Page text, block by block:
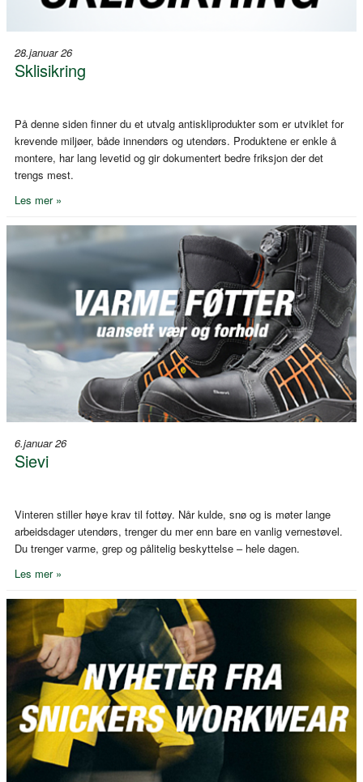
28.januar 26
Sklisikring
På denne siden finner du et utvalg antiskliprodukter som er utviklet for
krevende miljøer, både innendørs og utendørs. Produktene er enkle å
montere, har lang levetid og gir dokumentert bedre friksjon der det
trengs mest.
Les mer »
6.januar 26
Sievi
Vinteren stiller høye krav til fottøy. Når kulde, snø og is møter lange
arbeidsdager utendørs, trenger du mer enn bare en vanlig vernestøvel.
Du trenger varme, grep og pålitelig beskyttelse – hele dagen.
Les mer »